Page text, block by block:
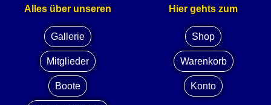
Alles über unseren
Gallerie
Mitglieder
Boote
Hier gehts zum
Shop
Warenkorb
Konto